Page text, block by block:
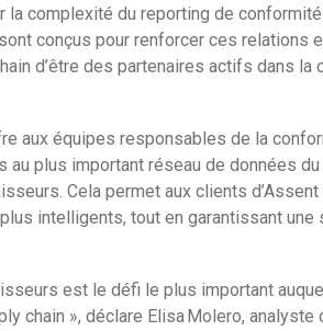
la complexité du reporting de
conçus pour renforcer ces relations
d’être des partenaires actifs dans la
aux équipes responsables de la
plus important réseau de données
Cela permet aux clients
intelligents, tout en garantissant
est le défi le plus important
chain », déclare Elisa Molero,